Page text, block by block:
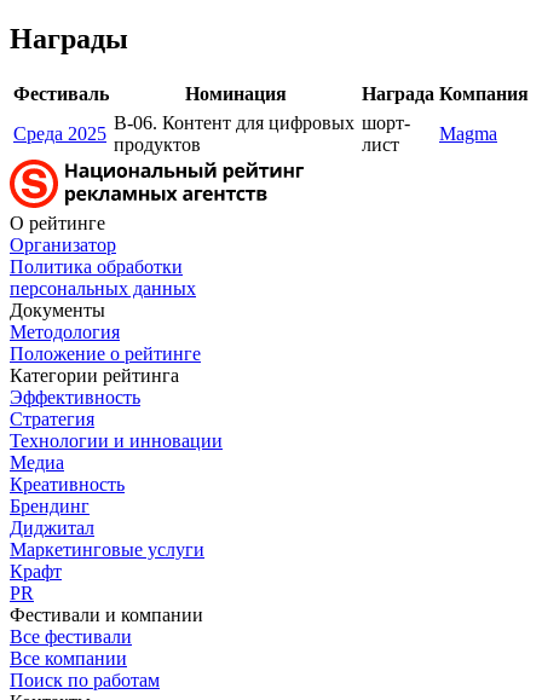
Награды
Фестиваль Номинация Награда Компания
Среда 2025
В-06. Контент для цифровых
продуктов
шорт-
лист
Magma
О рейтинге
Организатор
Политика обработки
персональных данных
Документы
Методология
Положение о рейтинге
Категории рейтинга
Эффективность
Стратегия
Технологии и инновации
Медиа
Креативность
Брендинг
Диджитал
Маркетинговые услуги
Крафт
PR
Фестивали и компании
Все фестивали
Все компании
Поиск по работам